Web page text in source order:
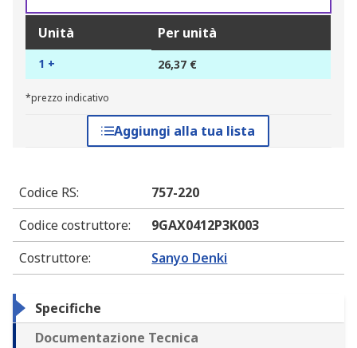
Unità Per unità
1 + 26,37 €
*prezzo indicativo
Aggiungi alla tua lista
Codice RS:
757-220
Codice costruttore:
9GAX0412P3K003
Costruttore: Sanyo Denki
Specifiche
Documentazione Tecnica